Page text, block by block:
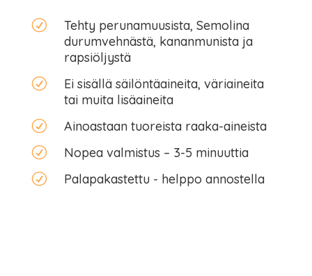
R
Tehty perunamuusista, Semolina
durumvehnästä, kananmunista ja
rapsiöljystä
R
Ei sisällä säilöntäaineita, väriaineita
tai muita lisäaineita
R Ainoastaan tuoreista raaka-aineista
R Nopea valmistus – 3-5 minuuttia
R Palapakastettu - helppo annostella